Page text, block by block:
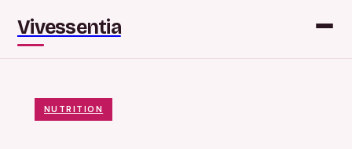
Vivessentia
NUTRITION